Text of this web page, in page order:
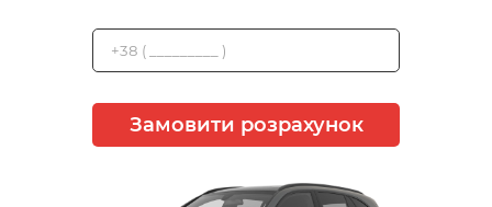
Замовити розрахунок